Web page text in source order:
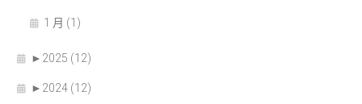
1 月 (1)
► 2025 (12)
► 2024 (12)